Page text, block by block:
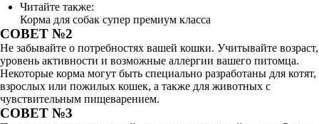
Читайте также:
Корма для собак супер премиум класса
СОВЕТ №2
Не забывайте о потребностях вашей кошки. Учитывайте возраст,
уровень активности и возможные аллергии вашего питомца.
Некоторые корма могут быть специально разработаны для котят,
взрослых или пожилых кошек, а также для животных с
чувствительным пищеварением.
СОВЕТ №3